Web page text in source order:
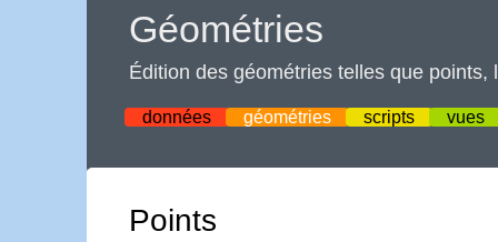
Géométries
Édition des géométries telles que points,
données géométries scripts vues
Points